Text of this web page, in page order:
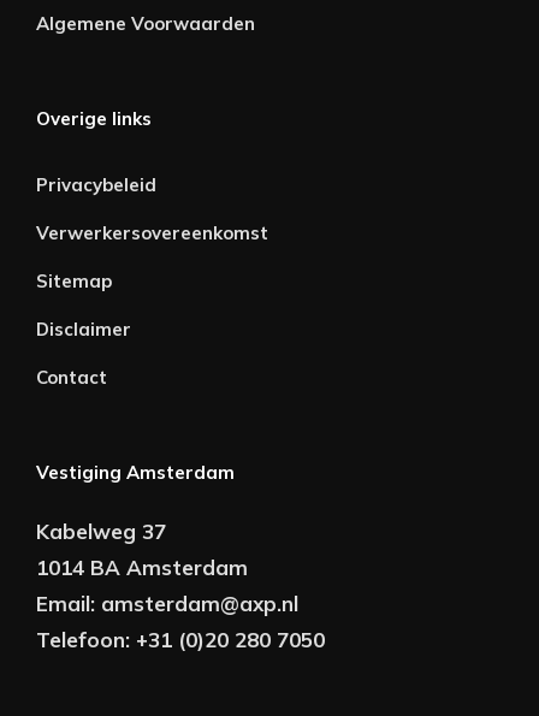
Algemene Voorwaarden
Overige links
Privacybeleid
Verwerkersovereenkomst
Sitemap
Disclaimer
Contact
Vestiging Amsterdam
Kabelweg 37
1014 BA Amsterdam
Email: amsterdam@axp.nl
Telefoon: +31 (0)20 280 7050